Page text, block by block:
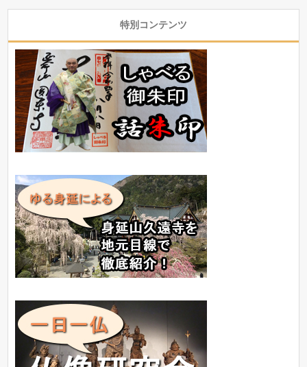
特別コンテンツ